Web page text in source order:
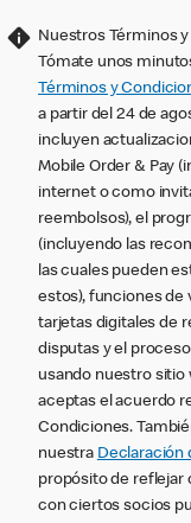
Nuestros Términos
Tómate unos
Términos y
a partir del 24 de
incluyen
Mobile Order & Pay
internet o como
reembolsos), el
(incluyendo las
las cuales pueden
estos), funciones de
tarjetas digitales de
disputas y el
usando nuestro sitio
aceptas el acuerdo
Condiciones.
nuestra Declaración
propósito de reflejar
con ciertos socios